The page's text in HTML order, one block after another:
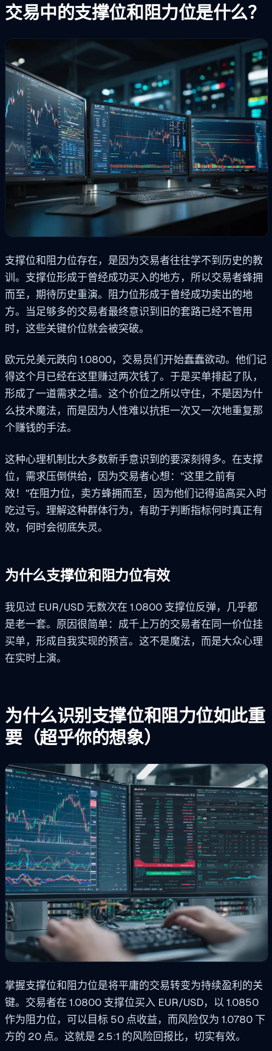
交易中的支撑位和阻力位是什么？
支撑位和阻力位存在，是因为交易者往往学不到历史的教
训。支撑位形成于曾经成功买入的地方，所以交易者蜂拥
而至，期待历史重演。阻力位形成于曾经成功卖出的地
方。当足够多的交易者最终意识到旧的套路已经不管用
时，这些关键价位就会被突破。
欧元兑美元跌向 1.0800，交易员们开始蠢蠢欲动。他们记
得这个月已经在这里赚过两次钱了。于是买单排起了队，
形成了一道需求之墙。这个价位之所以守住，不是因为什
么技术魔法，而是因为人性难以抗拒一次又一次地重复那
个赚钱的手法。
这种心理机制比大多数新手意识到的要深刻得多。在支撑
位，需求压倒供给，因为交易者心想："这里之前有
效！"在阻力位，卖方蜂拥而至，因为他们记得追高买入时
吃过亏。理解这种群体行为，有助于判断指标何时真正有
效，何时会彻底失灵。
为什么支撑位和阻力位有效
我见过 EUR/USD 无数次在 1.0800 支撑位反弹，几乎都
是老一套。原因很简单：成千上万的交易者在同一价位挂
买单，形成自我实现的预言。这不是魔法，而是大众心理
在实时上演。
为什么识别支撑位和阻力位如此重
要（超乎你的想象）
掌握支撑位和阻力位是将平庸的交易转变为持续盈利的关
键。交易者在 1.0800 支撑位买入 EUR/USD，以 1.0850
作为阻力位，可以目标 50 点收益，而风险仅为 1.0780 下
方的 20 点。这就是 2.5:1 的风险回报比，切实有效。